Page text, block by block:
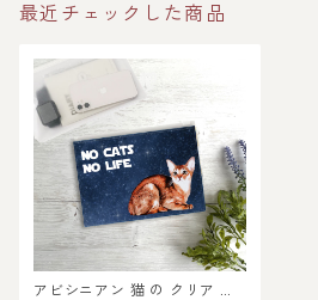
最近チェックした商品
アビシニアン 猫 の クリア ポ